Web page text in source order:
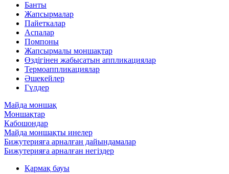
Банты
Жапсырмалар
Пайеткалар
Аспалар
Помпоны
Жапсырмалы моншақтар
Өздігінен жабысатын аппликациялар
Термоаппликациялар
Әшекейлер
Гүлдер
Майда моншақ
Моншақтар
Кабошондар
Майда моншақты инелер
Бижутерияға арналған дайындамалар
Бижутерияға арналған негіздер
Қармақ бауы